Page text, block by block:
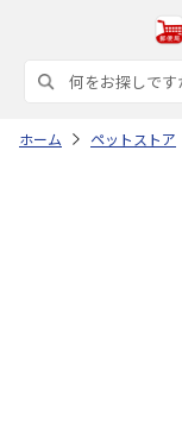
ホーム ペットストア